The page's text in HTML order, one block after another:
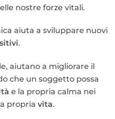
nostre forze vitali.
aiuta a sviluppare nuovi
.
aiutano a migliorare il
che un soggetto possa
e la propria calma nei
propria vita.